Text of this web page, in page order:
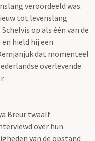
veroordeeld was.
tot levenslang
op als één van de
hield hij een
dat momenteel
overlevende
Breur twaalf
over hun
van de opstand